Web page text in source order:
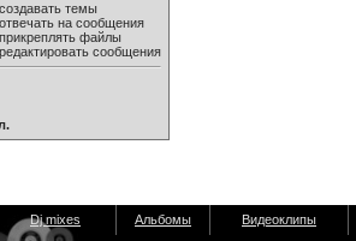
создавать темы
отвечать на сообщения
прикреплять файлы
редактировать сообщения
Dj mixes Альбомы Видеоклипы